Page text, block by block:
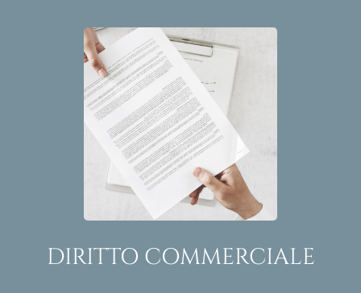
DIRITTO COMMERCIALE